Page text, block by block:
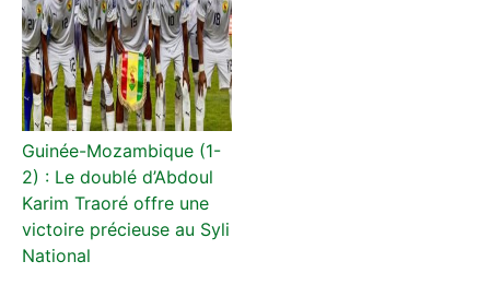
Guinée-Mozambique (1-
2) : Le doublé d’Abdoul
Karim Traoré offre une
victoire précieuse au Syli
National